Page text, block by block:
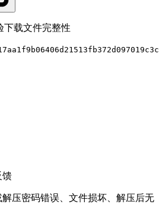
下载文件完整性
馈
压密码错误、文件损坏、解压后无